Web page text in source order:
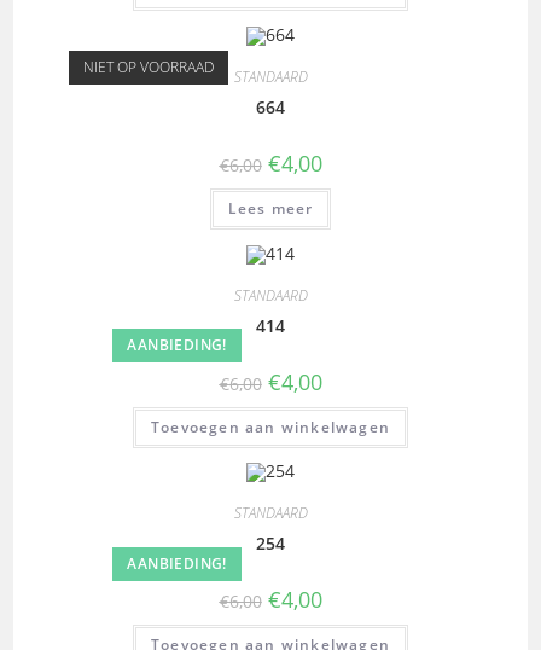
NIET OP VOORRAAD STANDAARD
664
€6,00 €4,00
Lees meer
AANBIEDING!
STANDAARD
414
€6,00 €4,00
Toevoegen aan winkelwagen
AANBIEDING!
STANDAARD
254
€6,00 €4,00
Toevoegen aan winkelwagen